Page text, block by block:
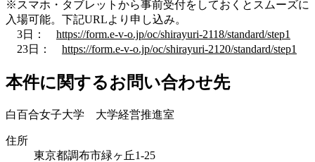
※スマホ・タブレットから事前受付をしておくとスムーズに
入場可能。下記URLより申し込み。
3日： https://form.e-v-o.jp/oc/shirayuri-2118/standard/step1
23日： https://form.e-v-o.jp/oc/shirayuri-2120/standard/step1
本件に関するお問い合わせ先
白百合女子大学 大学経営推進室
住所
東京都調布市緑ヶ丘1-25